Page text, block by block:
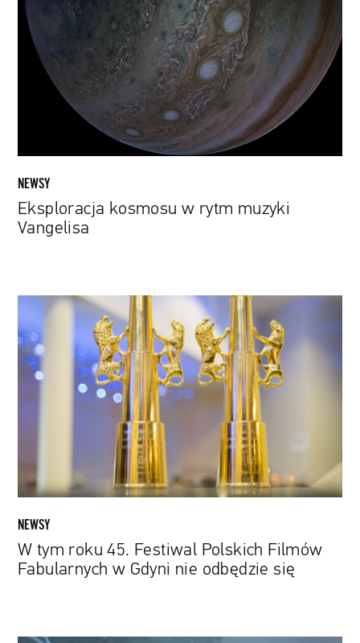
rytm
muzyki
Vangelisa
NEWSY
Eksploracja kosmosu w rytm muzyki
Vangelisa
roku
45.
Festiwal
Gdyni
nie
odbędzie
NEWSY
W tym roku 45. Festiwal Polskich Filmów
Fabularnych w Gdyni nie odbędzie się